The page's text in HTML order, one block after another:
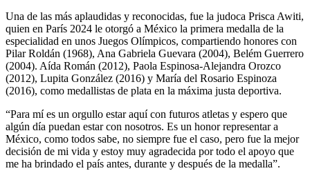
Una de las más aplaudidas y reconocidas, fue la judoca Prisca Awiti,
quien en París 2024 le otorgó a México la primera medalla de la
especialidad en unos Juegos Olímpicos, compartiendo honores con
Pilar Roldán (1968), Ana Gabriela Guevara (2004), Belém Guerrero
(2004). Aída Román (2012), Paola Espinosa-Alejandra Orozco
(2012), Lupita González (2016) y María del Rosario Espinoza
(2016), como medallistas de plata en la máxima justa deportiva.
“Para mí es un orgullo estar aquí con futuros atletas y espero que
algún día puedan estar con nosotros. Es un honor representar a
México, como todos sabe, no siempre fue el caso, pero fue la mejor
decisión de mi vida y estoy muy agradecida por todo el apoyo que
me ha brindado el país antes, durante y después de la medalla”.